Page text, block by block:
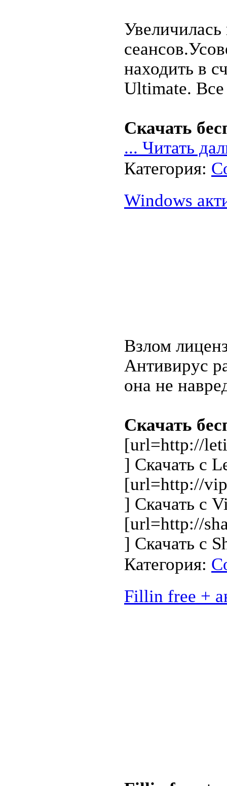
находить в
Ultimate. Все
Скачать
... Читать
Категория:
Windows
Взлом
Антивирус
она не
Скачать
[url=http://
] Скачать с
[url=http://
] Скачать с
[url=http://
] Скачать с
Категория:
Fillin free +